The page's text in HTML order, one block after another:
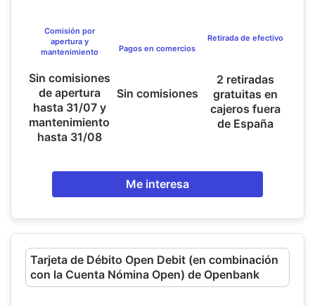
Comisión por
apertura y
mantenimiento
Sin comisiones
de apertura
hasta 31/07 y
mantenimiento
hasta 31/08
Pagos en comercios
Sin comisiones
Retirada de efectivo
2 retiradas
gratuitas en
cajeros fuera
de España
Me interesa
Tarjeta de Débito Open Debit (en combinación
con la Cuenta Nómina Open) de Openbank